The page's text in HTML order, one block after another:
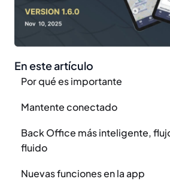
En este artículo
Por qué es importante
Mantente conectado
Back Office más inteligente,
fluido
Nuevas funciones en la app